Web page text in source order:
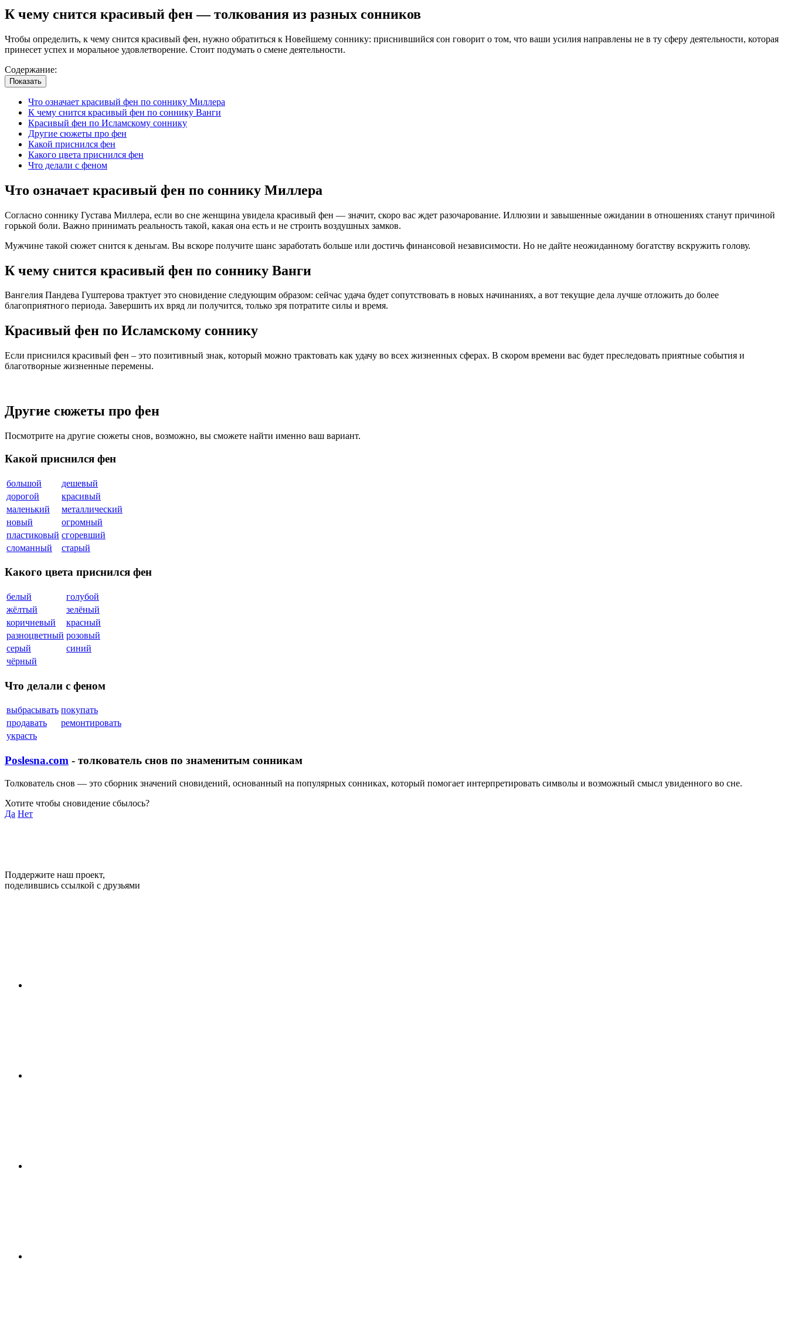
К чему снится красивый фен — толкования из разных сонников
Чтобы определить, к чему снится красивый фен, нужно обратиться к Новейшему соннику: приснившийся сон говорит о том, что ваши усилия направлены не в ту сферу деятельности, которая
принесет успех и моральное удовлетворение. Стоит подумать о смене деятельности.
Содержание:
Показать
Что означает красивый фен по соннику Миллера
К чему снится красивый фен по соннику Ванги
Красивый фен по Исламскому соннику
Другие сюжеты про фен
Какой приснился фен
Какого цвета приснился фен
Что делали с феном
Что означает красивый фен по соннику Миллера
Согласно соннику Густава Миллера, если во сне женщина увидела красивый фен — значит, скоро вас ждет разочарование. Иллюзии и завышенные ожидании в отношениях станут причиной
горькой боли. Важно принимать реальность такой, какая она есть и не строить воздушных замков.
Мужчине такой сюжет снится к деньгам. Вы вскоре получите шанс заработать больше или достичь финансовой независимости. Но не дайте неожиданному богатству вскружить голову.
К чему снится красивый фен по соннику Ванги
Вангелия Пaндева Гуштерова трактует это сновидение следующим образом: сейчас удача будет сопутствовать в новых начинаниях, а вот текущие дела лучше отложить до более
благоприятного периода. Завершить их вряд ли получится, только зря потратите силы и время.
Красивый фен по Исламскому соннику
Если приснился красивый фен – это позитивный знак, который можно трактовать как удачу во всех жизненных сферах. В скором времени вас будет преследовать приятные события и
благотворные жизненные перемены.
Другие сюжеты про фен
Посмотрите на другие сюжеты снов, возможно, вы сможете найти именно ваш вариант.
Какой приснился фен
большой
дешевый
дорогой
красивый
маленький
металлический
новый
огромный
пластиковый сгоревший
сломанный
старый
Какого цвета приснился фен
белый
голубой
жёлтый
зелёный
коричневый
красный
разноцветный розовый
серый
синий
чёрный
Что делали с феном
выбрасывать покупать
продавать
ремонтировать
украсть
Poslesna.com - толкователь снов по знаменитым сонникам
Толкователь снов — это сборник значений сновидений, основанный на популярных сонниках, который помогает интерпретировать символы и возможный смысл увиденного во сне.
Хотите чтобы сновидение сбылось?
Да Нет
Поддержите наш проект,
поделившись ссылкой с друзьями